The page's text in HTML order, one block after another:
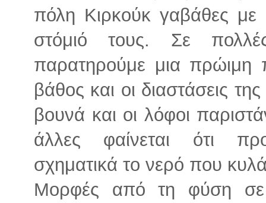
πόλη Κιρκούκ γαβάθες
στόμιό τους. Σε
παρατηρούμε μια πρώιμη
βάθος και οι διαστάσεις
βουνά και οι λόφοι
άλλες φαίνεται ότι
σχηματικά το νερό που
Μορφές από τη φύση σε